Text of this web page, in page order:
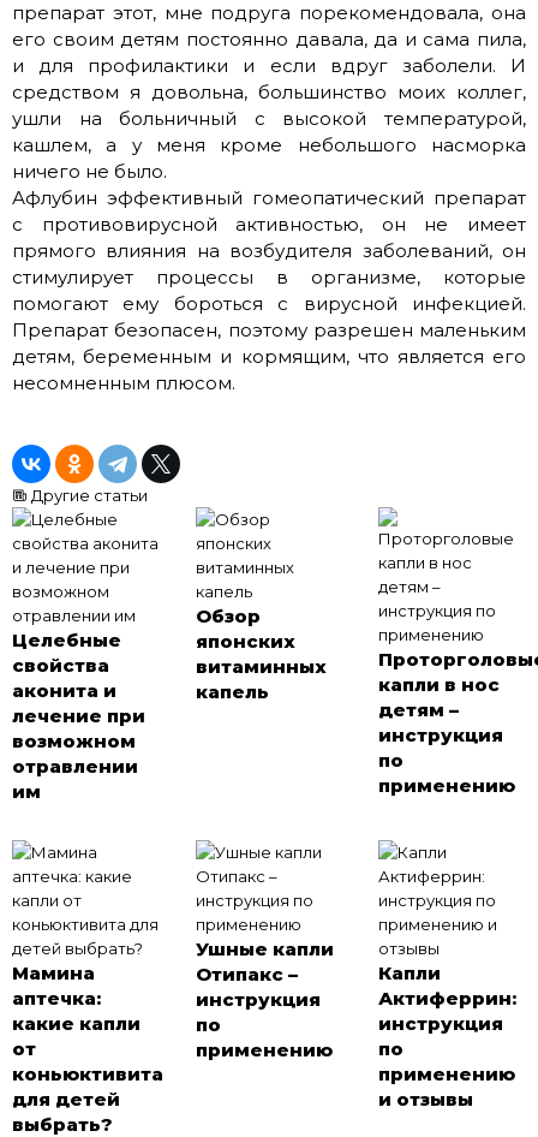
препарат этот, мне подруга порекомендовала, она
его своим детям постоянно давала, да и сама пила,
и для профилактики и если вдруг заболели. И
средством я довольна, большинство моих коллег,
ушли на больничный с высокой температурой,
кашлем, а у меня кроме небольшого насморка
ничего не было.
Афлубин эффективный гомеопатический препарат
с противовирусной активностью, он не имеет
прямого влияния на возбудителя заболеваний, он
стимулирует процессы в организме, которые
помогают ему бороться с вирусной инфекцией.
Препарат безопасен, поэтому разрешен маленьким
детям, беременным и кормящим, что является его
несомненным плюсом.
Другие статьи
Целебные
свойства
аконита и
лечение при
возможном
отравлении
им
Обзор
японских
витаминных
капель
капли в нос
детям –
инструкция
по
применению
Мамина
аптечка:
какие капли
от
коньюктивита
для детей
выбрать?
Ушные капли
Отипакс –
инструкция
по
применению
Капли
Актиферрин:
инструкция
по
применению
и отзывы